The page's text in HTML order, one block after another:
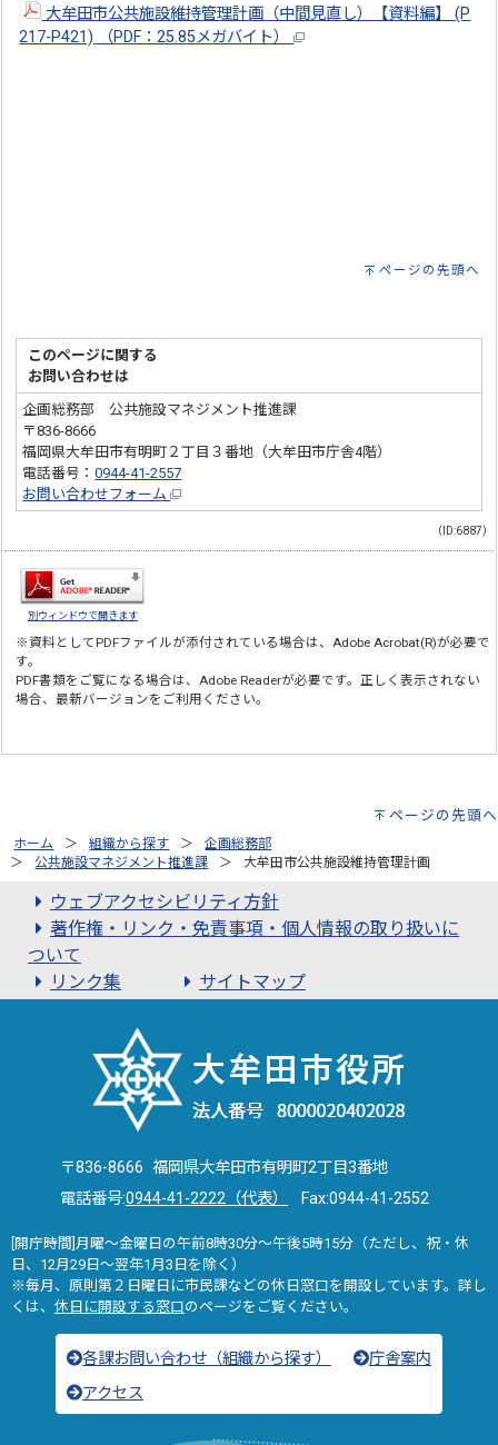
大牟田市公共施設維持管理計画（中間見直し）【資料編】 (P
217-P421) （PDF：25.85メガバイト）
ページの先頭へ
このページに関する
お問い合わせは
企画総務部 公共施設マネジメント推進課
〒836-8666
福岡県大牟田市有明町２丁目３番地（大牟田市庁舎4階）
電話番号：0944-41-2557
お問い合わせフォーム
（ID:6887）
別ウィンドウで開きます
※資料としてPDFファイルが添付されている場合は、Adobe Acrobat(R)が必要で
す。
PDF書類をご覧になる場合は、Adobe Readerが必要です。正しく表示されない
場合、最新バージョンをご利用ください。
ページの先頭へ
ホーム 組織から探す
企画総務部
公共施設マネジメント推進課
大牟田市公共施設維持管理計画
ウェブアクセシビリティ方針
著作権・リンク・免責事項・個人情報の取り扱いに
ついて
リンク集
サイトマップ
〒836-8666 福岡県大牟田市有明町2丁目3番地
電話番号:0944-41-2222（代表） Fax:0944-41-2552
[開庁時間]月曜～金曜日の午前8時30分～午後5時15分（ただし、祝・休
日、12月29日～翌年1月3日を除く）
※毎月、原則第２日曜日に市民課などの休日窓口を開設しています。詳し
くは、 休日に開設する窓口のページをご覧ください。
各課お問い合わせ（組織から探す）
庁舎案内
アクセス